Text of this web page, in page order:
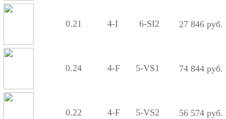
0.21 4-I 6-SI2 27 846 руб.
0.24 4-F 5-VS1 74 844 руб.
0.22 4-F 5-VS2 56 574 руб.